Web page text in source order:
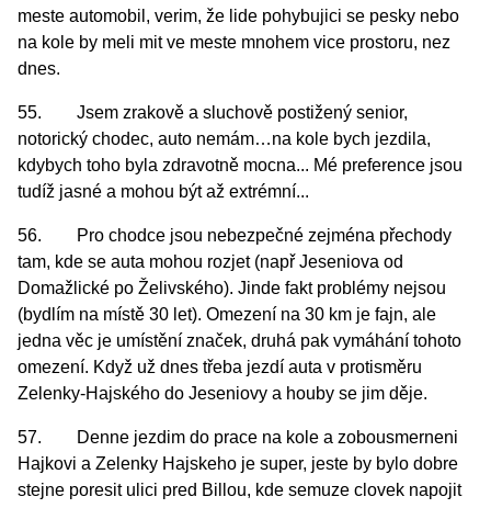
meste automobil, verim, že lide pohybujici se pesky nebo
na kole by meli mit ve meste mnohem vice prostoru, nez
dnes.
55. Jsem zrakově a sluchově postižený senior,
notorický chodec, auto nemám…na kole bych jezdila,
kdybych toho byla zdravotně mocna... Mé preference jsou
tudíž jasné a mohou být až extrémní...
56. Pro chodce jsou nebezpečné zejména přechody
tam, kde se auta mohou rozjet (např Jeseniova od
Domažlické po Želivského). Jinde fakt problémy nejsou
(bydlím na místě 30 let). Omezení na 30 km je fajn, ale
jedna věc je umístění značek, druhá pak vymáhání tohoto
omezení. Když už dnes třeba jezdí auta v protisměru
Zelenky-Hajského do Jeseniovy a houby se jim děje.
57. Denne jezdim do prace na kole a zobousmerneni
Hajkovi a Zelenky Hajskeho je super, jeste by bylo dobre
stejne poresit ulici pred Billou, kde semuze clovek napojit